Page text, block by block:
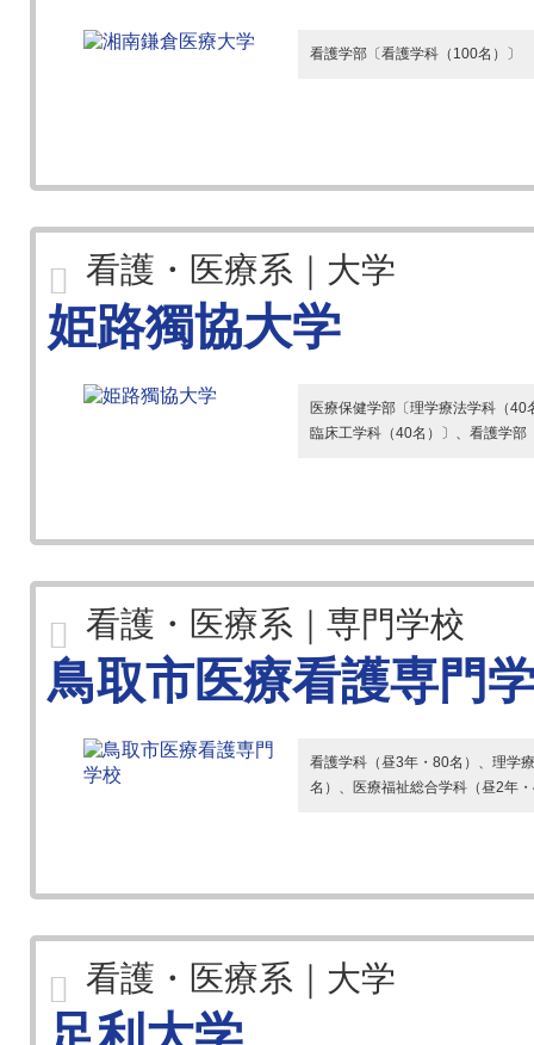
看護学部〔看護学科（100名）〕
看護・医療系｜大学
姫路獨協大学
医療保健学部〔理学療法学科（
臨床工学科（40名）〕、看護学部
看護・医療系｜専門学校
鳥取市医療看護専門
看護学科（昼3年・80名）、理学
名）、医療福祉総合学科（昼2年
看護・医療系｜大学